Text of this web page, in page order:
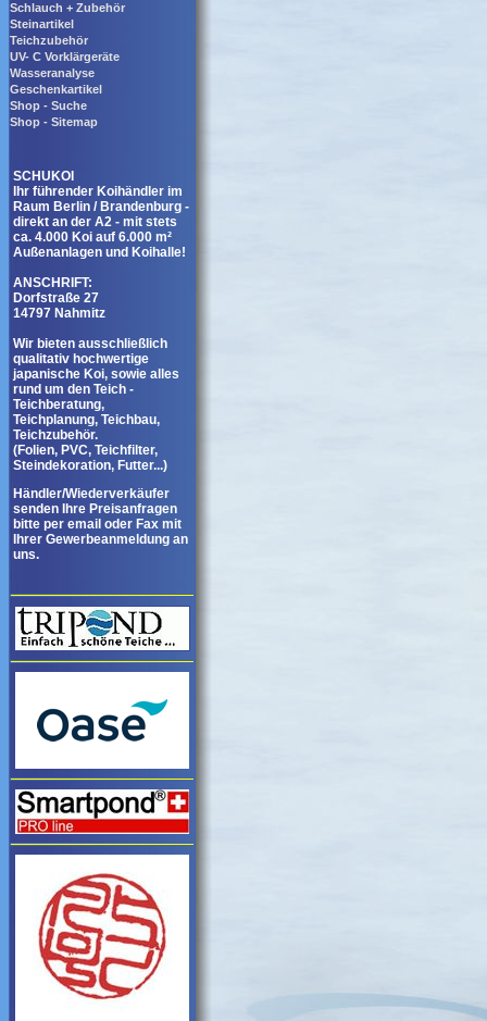
Schlauch + Zubehör
Steinartikel
Teichzubehör
UV- C Vorklärgeräte
Wasseranalyse
Geschenkartikel
Shop - Suche
Shop - Sitemap
SCHUKOI
Ihr führender Koihändler im
Raum Berlin / Brandenburg -
direkt an der A2 - mit stets
ca. 4.000 Koi auf 6.000 m²
Außenanlagen und Koihalle!
ANSCHRIFT:
Dorfstraße 27
14797 Nahmitz
Wir bieten ausschließlich
qualitativ hochwertige
japanische Koi, sowie alles
rund um den Teich -
Teichberatung,
Teichplanung, Teichbau,
Teichzubehör.
(Folien, PVC, Teichfilter,
Steindekoration, Futter...)
Händler/Wiederverkäufer
senden Ihre Preisanfragen
bitte per email oder Fax mit
Ihrer Gewerbeanmeldung an
uns.